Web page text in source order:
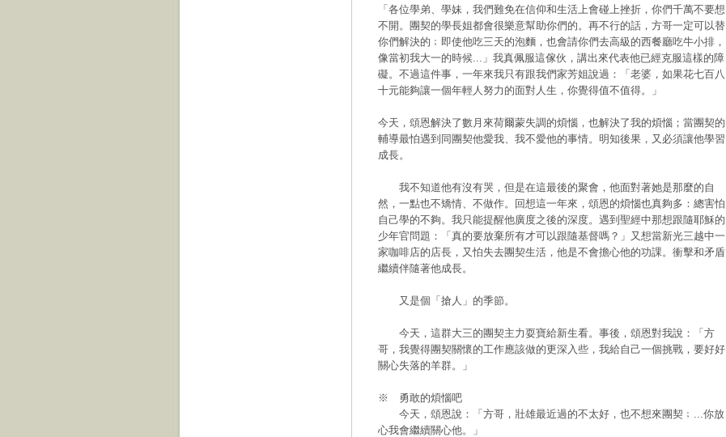
「各位學弟、學妹，我們難免在信仰和生活上會碰上挫折，你們千萬不要想
不開。團契的學長姐都會很樂意幫助你們的。再不行的話，方哥一定可以替
你們解決的﹔即使他吃三天的泡麵，也會請你們去高級的西餐廳吃牛小排，
像當初我大一的時候...」我真佩服這傢伙，講出來代表他已經克服這樣的障
礙。不過這件事，一年來我只有跟我們家芳姐說過：「老婆，如果花七百八
十元能夠讓一個年輕人努力的面對人生，你覺得值不值得。」
今天，頌恩解決了數月來荷爾蒙失調的煩惱，也解決了我的煩惱；當團契的
輔導最怕遇到同團契他愛我、我不愛他的事情。明知後果，又必須讓他學習
成長。
我不知道他有沒有哭，但是在這最後的聚會，他面對著她是那麼的自
然，一點也不矯情、不做作。回想這一年來，頌恩的煩惱也真夠多：總害怕
自己學的不夠。我只能提醒他廣度之後的深度。遇到聖經中那想跟隨耶穌的
少年官問題：「真的要放棄所有才可以跟隨基督嗎？」又想當新光三越中一
家咖啡店的店長，又怕失去團契生活，他是不會擔心他的功課。衝擊和矛盾
繼續伴隨著他成長。
又是個「搶人」的季節。
今天，這群大三的團契主力耍寶給新生看。事後，頌恩對我說：「方
哥，我覺得團契關懷的工作應該做的更深入些，我給自己一個挑戰，要好好
關心失落的羊群。」
※ 勇敢的煩惱吧
今天，頌恩說：「方哥，壯雄最近過的不太好，也不想來團契﹔...你放
心我會繼續關心他。」